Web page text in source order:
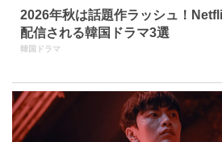
2026年秋は話題作ラッシュ！
配信される韓国ドラマ3選
韓国ドラマ